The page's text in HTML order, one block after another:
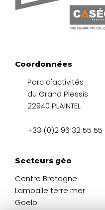
Coordonnées
Parc d'activités
du Grand Plessis
22940 PLAINTEL
+33 (0)2 96 32 55 55
Secteurs géo
Centre Bretagne
Lamballe terre mer
Goelo